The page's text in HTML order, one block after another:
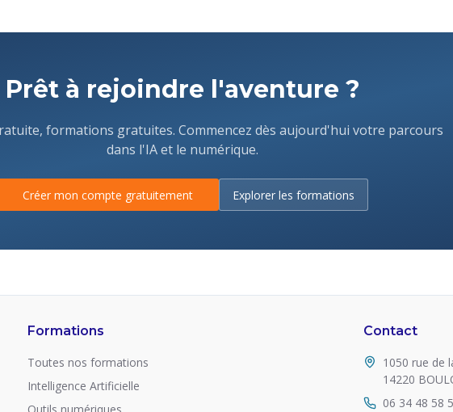
Prêt à rejoindre l'aventure ?
formations gratuites. Commencez dès aujourd'hui votre parcours
dans l'IA et le numérique.
Créer mon compte gratuitement Explorer les formations
Formations
Toutes nos formations
Intelligence Artificielle
Contact
1050 rue de
14220
06 34 48 58